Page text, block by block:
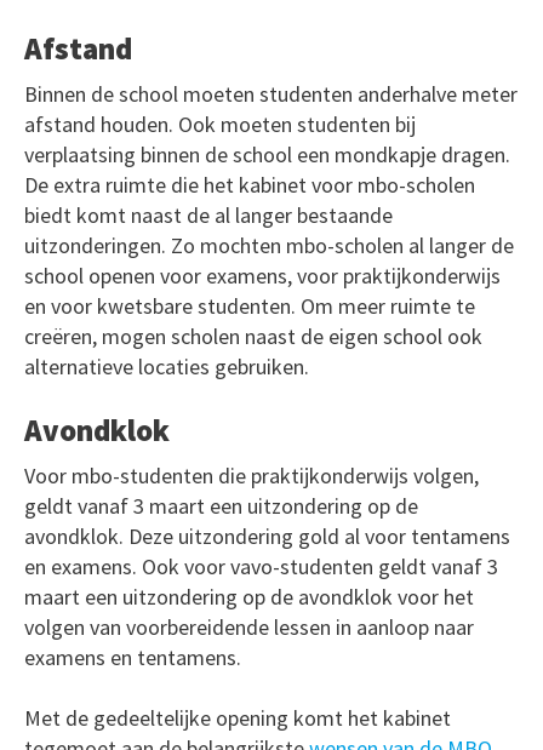
Afstand
Binnen de school moeten studenten anderhalve meter
afstand houden. Ook moeten studenten bij
verplaatsing binnen de school een mondkapje dragen.
De extra ruimte die het kabinet voor mbo-scholen
biedt komt naast de al langer bestaande
uitzonderingen. Zo mochten mbo-scholen al langer de
school openen voor examens, voor praktijkonderwijs
en voor kwetsbare studenten. Om meer ruimte te
creëren, mogen scholen naast de eigen school ook
alternatieve locaties gebruiken.
Avondklok
Voor mbo-studenten die praktijkonderwijs volgen,
geldt vanaf 3 maart een uitzondering op de
avondklok. Deze uitzondering gold al voor tentamens
en examens. Ook voor vavo-studenten geldt vanaf 3
maart een uitzondering op de avondklok voor het
volgen van voorbereidende lessen in aanloop naar
examens en tentamens.
Met de gedeeltelijke opening komt het kabinet